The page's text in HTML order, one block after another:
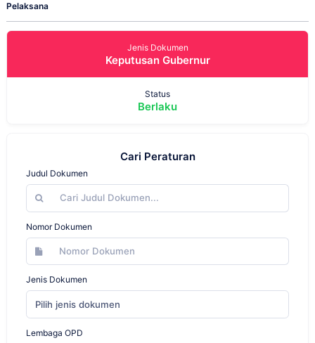
Pelaksana
Jenis Dokumen
Keputusan Gubernur
Status
Berlaku
Cari Peraturan
Judul Dokumen
Nomor Dokumen
Jenis Dokumen
Pilih jenis dokumen
Lembaga OPD